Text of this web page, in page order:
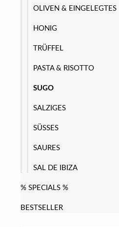
OLIVEN & EINGELEGTES
HONIG
TRÜFFEL
PASTA & RISOTTO
SUGO
SALZIGES
SÜSSES
SAURES
SAL DE IBIZA
% SPECIALS %
BESTSELLER